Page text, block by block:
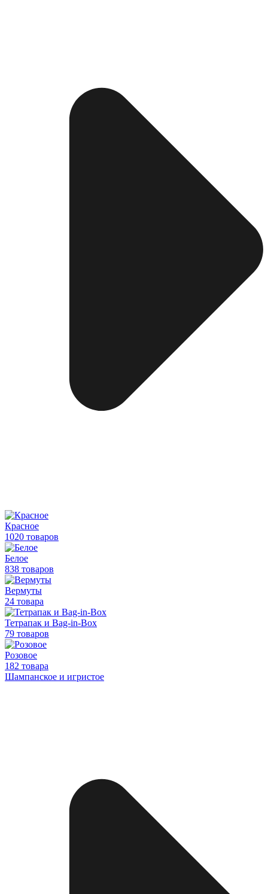
Красное
1020 товаров
Белое
838 товаров
Вермуты
24 товара
Тетрапак и Bag-in-Box
79 товаров
Розовое
182 товара
Шампанское и игристое